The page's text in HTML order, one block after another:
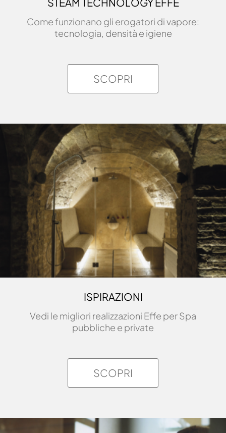
Come funzionano gli erogatori di vapore:
tecnologia, densità e igiene
SCOPRI
ISPIRAZIONI
Vedi le migliori realizzazioni Effe per Spa
pubbliche e private
SCOPRI